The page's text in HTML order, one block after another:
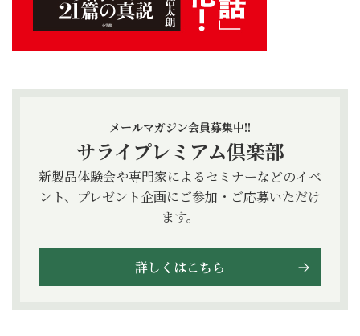
メールマガジン会員募集中!!
サライプレミアム倶楽部
新製品体験会や専門家によるセミナーなどのイベ
ント、プレゼント企画にご参加・ご応募いただけ
ます。
詳しくはこちら